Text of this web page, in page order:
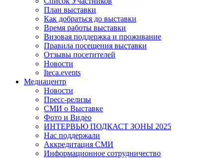
План выставки
Как добраться до выставки
Время работы выставки
Визовая поддержка и проживание
Правила посещения выставки
Отзывы посетителей
Новости
Iteca.events
Медиацентр
Новости
Пресс-релизы
СМИ о Выставке
Фото и Видео
ИНТЕРВЬЮ ПОДКАСТ ЗОНЫ 2025
Нас поддержали
Аккредитация СМИ
Информационное сотрудничество